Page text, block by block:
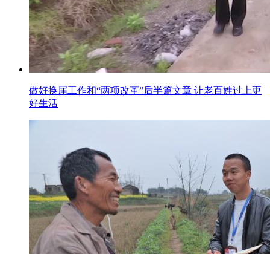
做好换届工作和“两项改革”后半篇文章 让老百姓过上更
好生活